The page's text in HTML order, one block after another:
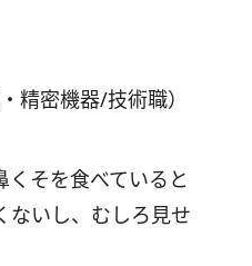
精密機器/技術職）
そを食べていると
ないし、むしろ見せ